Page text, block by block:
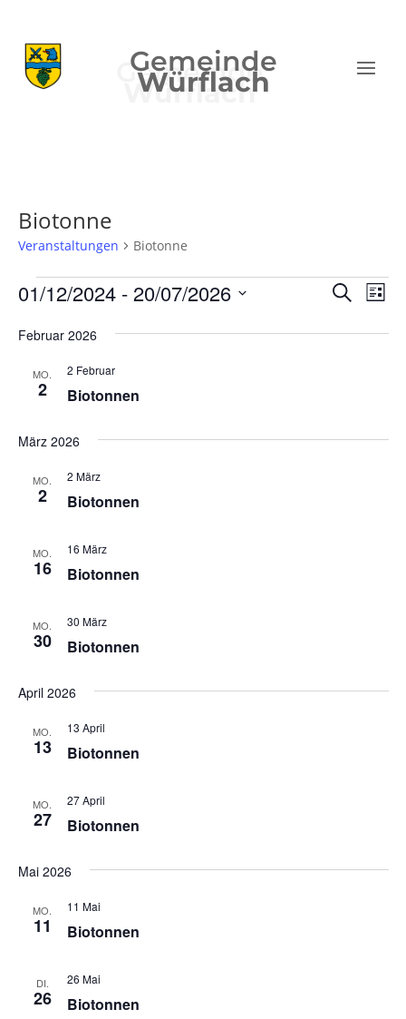
Gemeinde
Würflach
Biotonne
Veranstaltungen Biotonne
Veranstaltungen
und
SucheListe
01/12/2024 - 20/07/2026
wählen.
Februar 2026
MO.
2 Biotonnen
2 Februar
März 2026
MO.
2 Biotonnen
2 März
MO.
16 Biotonnen
16 März
MO.
30 Biotonnen
30 März
April 2026
MO.
13 Biotonnen
13 April
MO.
27 Biotonnen
27 April
Mai 2026
MO.
11 Biotonnen
11 Mai
DI.
26 Biotonnen
26 Mai